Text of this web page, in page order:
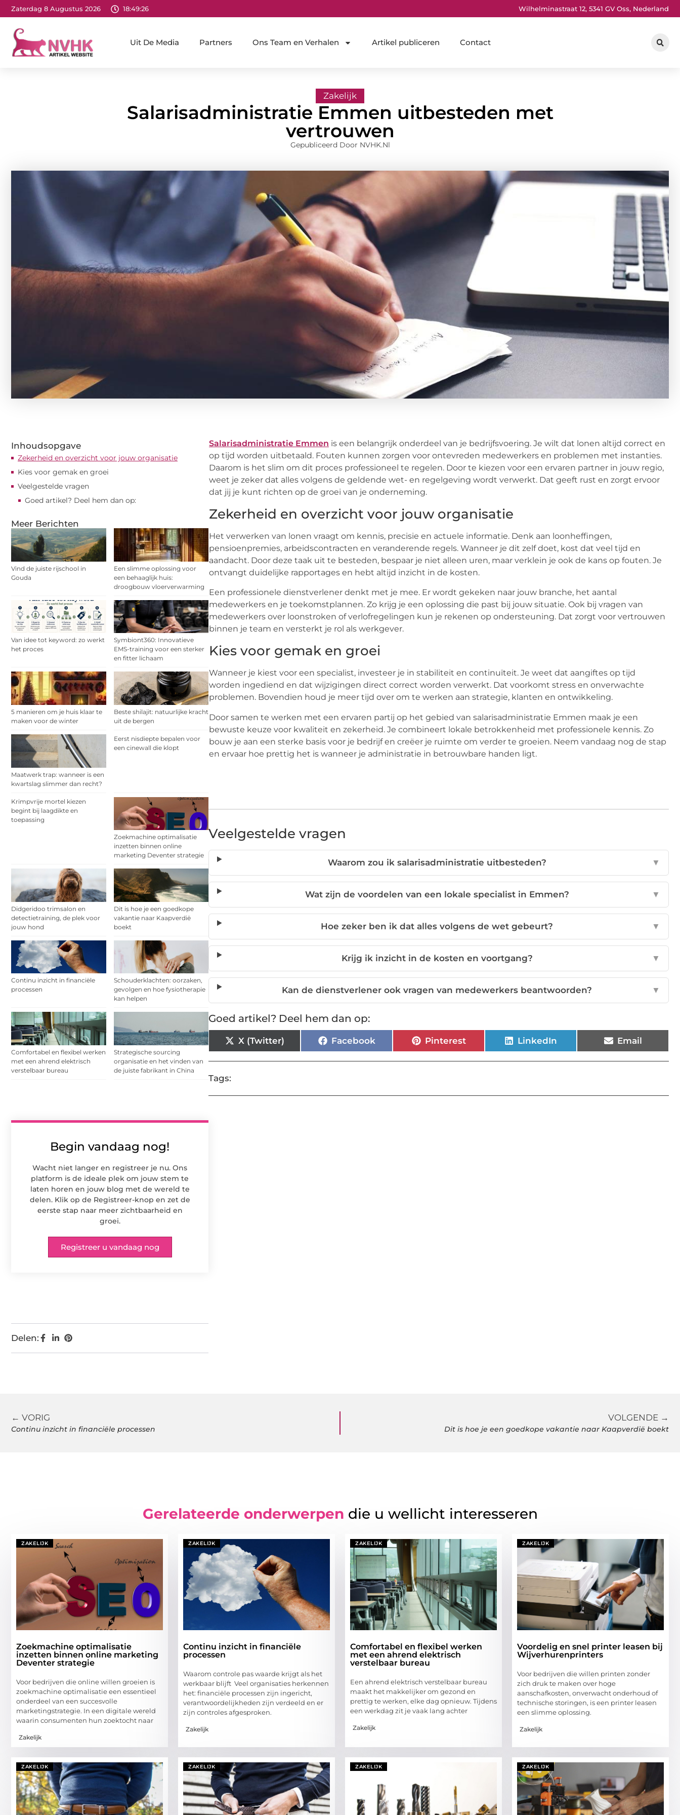
Zaterdag 8 Augustus 2026 18:49:28 Wilhelminastraat 12, 5341 GV Oss, Nederland
Uit De Media Partners Ons Team en Verhalen Artikel publiceren Contact
Zakelijk
Salarisadministratie Emmen uitbesteden met
vertrouwen
Gepubliceerd Door NVHK.nl
Inhoudsopgave
Zekerheid en overzicht voor jouw organisatie
Kies voor gemak en groei
Veelgestelde vragen
Goed artikel? Deel hem dan op:
Meer Berichten
Vind de juiste rijschool in
Gouda
Een slimme oplossing voor
een behaaglijk huis:
droogbouw vloerverwarming
Van idee tot keyword: zo werkt
het proces
Symbiont360: Innovatieve
EMS-training voor een sterker
en fitter lichaam
5 manieren om je huis klaar te
maken voor de winter
Beste shilajit: natuurlijke kracht
uit de bergen
Maatwerk trap: wanneer is een
kwartslag slimmer dan recht?
Eerst nisdiepte bepalen voor
een cinewall die klopt
Krimpvrije mortel kiezen
begint bij laagdikte en
toepassing
Zoekmachine optimalisatie
inzetten binnen online
marketing Deventer strategie
Didgeridoo trimsalon en
detectietraining, de plek voor
jouw hond
Dit is hoe je een goedkope
vakantie naar Kaapverdië
boekt
Continu inzicht in financiële
processen
Schouderklachten: oorzaken,
gevolgen en hoe fysiotherapie
kan helpen
Comfortabel en flexibel werken
met een ahrend elektrisch
verstelbaar bureau
Strategische sourcing
organisatie en het vinden van
de juiste fabrikant in China
Begin vandaag nog!
Wacht niet langer en registreer je nu. Ons
platform is de ideale plek om jouw stem te
laten horen en jouw blog met de wereld te
delen. Klik op de Registreer-knop en zet de
eerste stap naar meer zichtbaarheid en
groei.
Registreer u vandaag nog
Delen:
Salarisadministratie Emmen is een belangrijk onderdeel van je bedrijfsvoering. Je wilt dat lonen altijd correct en
op tijd worden uitbetaald. Fouten kunnen zorgen voor ontevreden medewerkers en problemen met instanties.
Daarom is het slim om dit proces professioneel te regelen. Door te kiezen voor een ervaren partner in jouw regio,
weet je zeker dat alles volgens de geldende wet- en regelgeving wordt verwerkt. Dat geeft rust en zorgt ervoor
dat jij je kunt richten op de groei van je onderneming.
Zekerheid en overzicht voor jouw organisatie
Het verwerken van lonen vraagt om kennis, precisie en actuele informatie. Denk aan loonheffingen,
pensioenpremies, arbeidscontracten en veranderende regels. Wanneer je dit zelf doet, kost dat veel tijd en
aandacht. Door deze taak uit te besteden, bespaar je niet alleen uren, maar verklein je ook de kans op fouten. Je
ontvangt duidelijke rapportages en hebt altijd inzicht in de kosten.
Een professionele dienstverlener denkt met je mee. Er wordt gekeken naar jouw branche, het aantal
medewerkers en je toekomstplannen. Zo krijg je een oplossing die past bij jouw situatie. Ook bij vragen van
medewerkers over loonstroken of verlofregelingen kun je rekenen op ondersteuning. Dat zorgt voor vertrouwen
binnen je team en versterkt je rol als werkgever.
Kies voor gemak en groei
Wanneer je kiest voor een specialist, investeer je in stabiliteit en continuïteit. Je weet dat aangiftes op tijd
worden ingediend en dat wijzigingen direct correct worden verwerkt. Dat voorkomt stress en onverwachte
problemen. Bovendien houd je meer tijd over om te werken aan strategie, klanten en ontwikkeling.
Door samen te werken met een ervaren partij op het gebied van salarisadministratie Emmen maak je een
bewuste keuze voor kwaliteit en zekerheid. Je combineert lokale betrokkenheid met professionele kennis. Zo
bouw je aan een sterke basis voor je bedrijf en creëer je ruimte om verder te groeien. Neem vandaag nog de stap
en ervaar hoe prettig het is wanneer je administratie in betrouwbare handen ligt.
Veelgestelde vragen
Waarom zou ik salarisadministratie uitbesteden? ▼
Wat zijn de voordelen van een lokale specialist in Emmen? ▼
Hoe zeker ben ik dat alles volgens de wet gebeurt? ▼
Krijg ik inzicht in de kosten en voortgang? ▼
Kan de dienstverlener ook vragen van medewerkers beantwoorden? ▼
Goed artikel? Deel hem dan op:
X (Twitter) Facebook Pinterest LinkedIn Email
Tags:
← VORIG
Continu inzicht in financiële processen
VOLGENDE →
Dit is hoe je een goedkope vakantie naar Kaapverdië boekt
Gerelateerde onderwerpen die u wellicht interesseren
ZAKELIJK
Zoekmachine optimalisatie
inzetten binnen online marketing
Deventer strategie
Voor bedrijven die online willen groeien is
zoekmachine optimalisatie een essentieel
onderdeel van een succesvolle
marketingstrategie. In een digitale wereld
waarin consumenten hun zoektocht naar
Zakelijk
ZAKELIJK
Continu inzicht in financiële
processen
Waarom controle pas waarde krijgt als het
werkbaar blijft Veel organisaties herkennen
het: financiële processen zijn ingericht,
verantwoordelijkheden zijn verdeeld en er
zijn controles afgesproken.
Zakelijk
ZAKELIJK
Comfortabel en flexibel werken
met een ahrend elektrisch
verstelbaar bureau
Een ahrend elektrisch verstelbaar bureau
maakt het makkelijker om gezond en
prettig te werken, elke dag opnieuw. Tijdens
een werkdag zit je vaak lang achter
Zakelijk
ZAKELIJK
Voordelig en snel printer leasen bij
Wijverhurenprinters
Voor bedrijven die willen printen zonder
zich druk te maken over hoge
aanschafkosten, onverwacht onderhoud of
technische storingen, is een printer leasen
een slimme oplossing.
Zakelijk
ZAKELIJK ZAKELIJK ZAKELIJK ZAKELIJK